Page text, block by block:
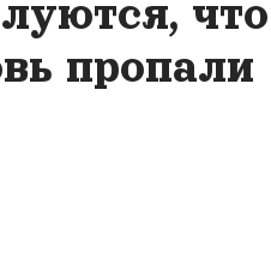
что
пропали